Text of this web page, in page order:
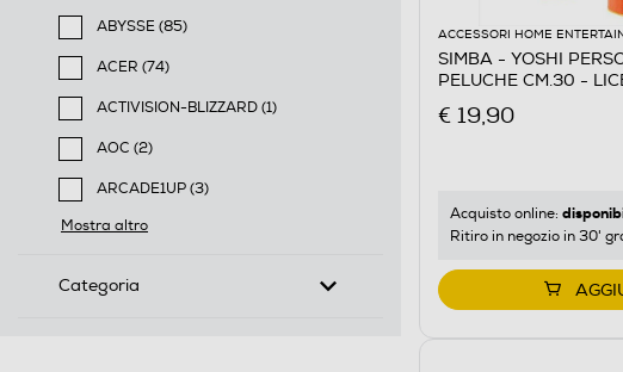
Filtra per Marca: AAAMAZE
ABYSSE (85)
Filtra per Marca: ABYSSE
ACER (74)
Filtra per Marca: ACER
ACTIVISION-BLIZZARD (1)
Filtra per Marca: ACTIVISION-BLIZZARD
AOC (2)
Filtra per Marca: AOC
ARCADE1UP (3)
Filtra per Marca: ARCADE1UP
Mostra altro
Categoria
ACCESSORI HOME
SIMBA - YOSHI
PELUCHE CM.30 -
€ 19,90
Acquisto online:
Ritiro in negozio in 30'